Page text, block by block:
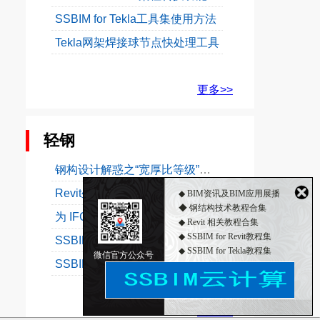
SSBIM for Tekla工具集使用方法
Tekla网架焊接球节点快处理工具
更多>>
轻钢
钢构设计解惑之“宽厚比等级”（一）
Revit坐标及定位解惑之三：命名位置
为 IFC 输出和参考模型输入定义工程基点
SSBIM for Revit 梁柱转换功能使用教程
SSBIM for Tekla工具集使用方法
更多>>
微信官方公众号
◆ BIM资讯及BIM应用展播
◆ 钢结构技术教程合集
◆ Revit 相关教程合集
◆ SSBIM for Revit教程集
◆ SSBIM for Tekla教程集
◆ 2018年12月3日钢构主材价格行情